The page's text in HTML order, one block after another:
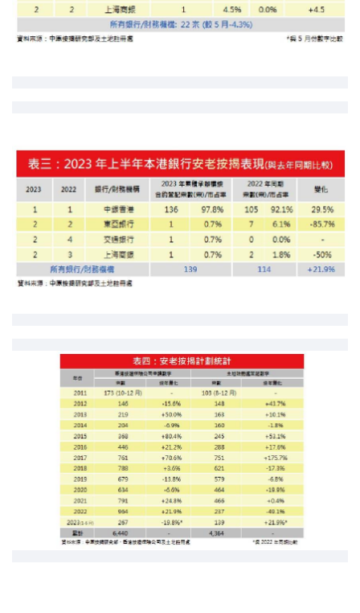
按揭全面睇
新聞/研究
統計數據庫
按揭快趣智識
按揭智庫
樓按專欄
實時銀行資訊
裝修·保險優惠
免費裝修轉介服務
裝修設計專欄
火險、家居、寵物保險